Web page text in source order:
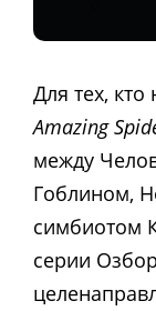
Для тех,
Amazing
между
Гоблином,
симбиотом
серии